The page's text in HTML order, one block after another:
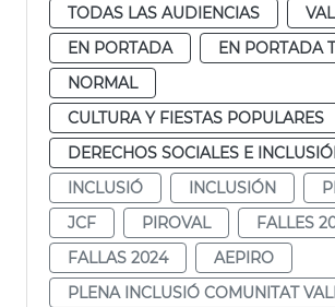
TODAS LAS AUDIENCIAS
EN PORTADA
EN PORTADA
NORMAL
CULTURA Y FIESTAS POPULARES
DERECHOS SOCIALES E
INCLUSIÓ
INCLUSIÓN
JCF
PIROVAL
FALLES
FALLAS 2024
AEPIRO
PLENA INCLUSIÓ COMUNITAT